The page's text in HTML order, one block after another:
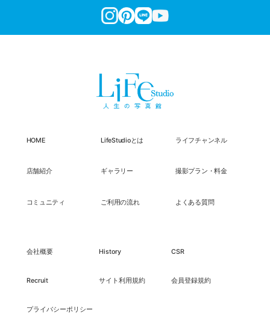
HOME LifeStudioとは ライフチャンネル
店舗紹介 ギャラリー 撮影プラン・料金
コミュニティ ご利用の流れ よくある質問
会社概要 History CSR
Recruit サイト利用規約 会員登録規約
プライバシーポリシー